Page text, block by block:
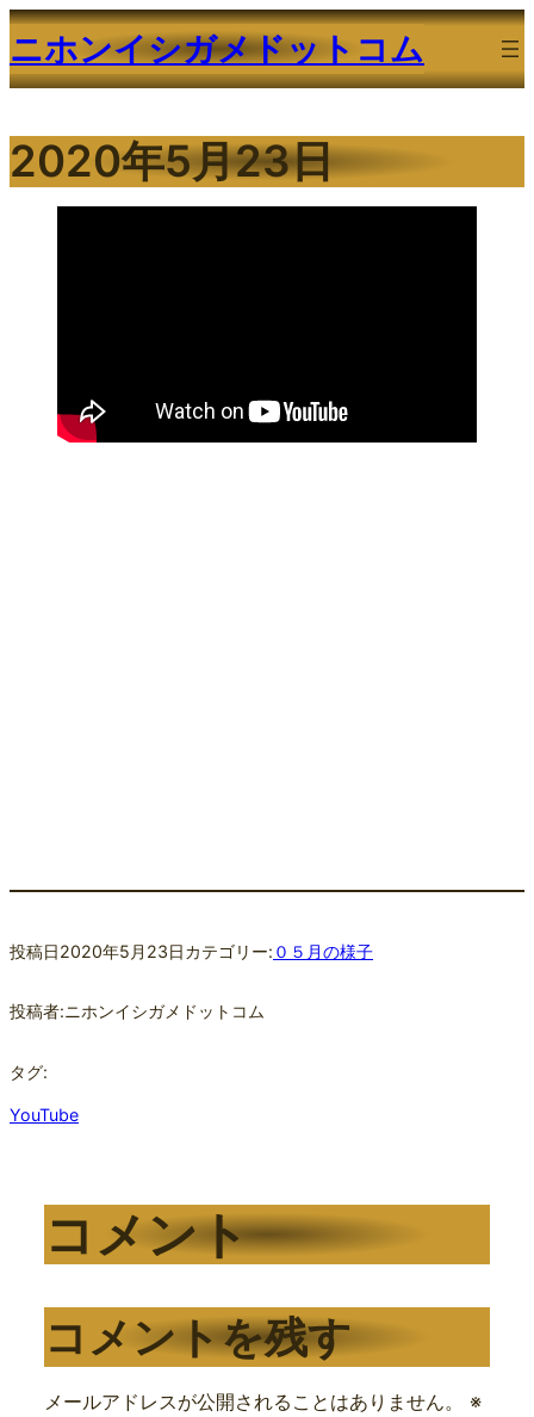
内
容
を
キ
ッ
ニホンイシガメドットコム
2020年5月23日
投稿日2020年5月23日カテゴリー: ０５月の様子
投稿者:ニホンイシガメドットコム
タグ:
YouTube
コメント
コメントを残す
メールアドレスが公開されることはありません。
※